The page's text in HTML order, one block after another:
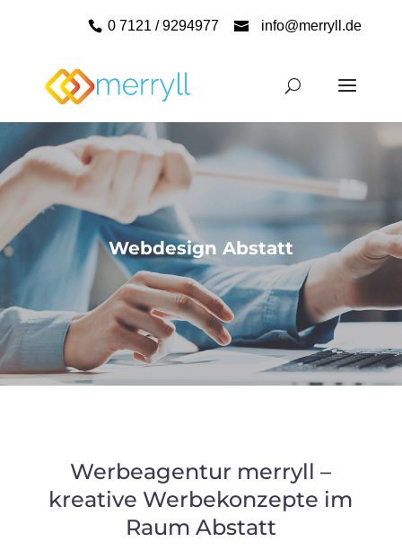
0 7121 / 9294977 info@merryll.de
Webdesign Abstatt
Werbeagentur merryll –
kreative Werbekonzepte im
Raum Abstatt